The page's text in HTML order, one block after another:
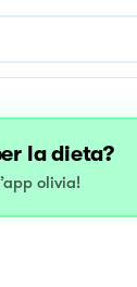
la dieta?
olivia!